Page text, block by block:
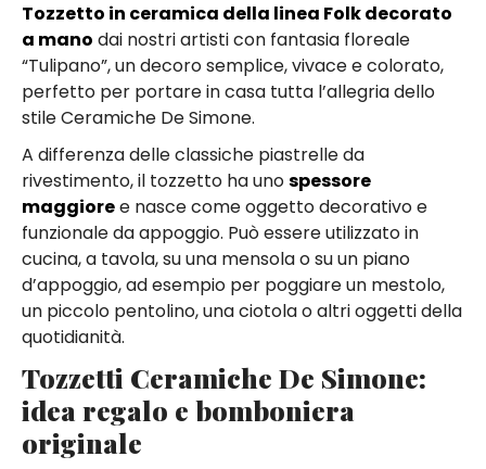
Tozzetto in ceramica della linea Folk decorato
a mano dai nostri artisti con fantasia floreale
“Tulipano”, un decoro semplice, vivace e colorato,
perfetto per portare in casa tutta l’allegria dello
stile Ceramiche De Simone.
A differenza delle classiche piastrelle da
rivestimento, il tozzetto ha unospessore
maggioree nasce come oggetto decorativo e
funzionale da appoggio. Può essere utilizzato in
cucina, a tavola, su una mensola o su un piano
d’appoggio, ad esempio per poggiare un mestolo,
un piccolo pentolino, una ciotola o altri oggetti della
quotidianità.
Tozzetti Ceramiche De Simone:
idea regalo e bomboniera
originale